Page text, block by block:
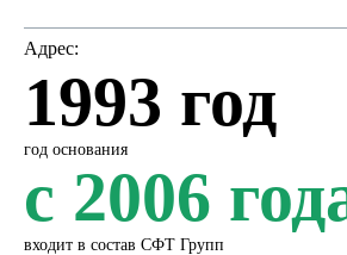
Адрес:
1993 год
год основания
с 2006
входит в состав СФТ Групп